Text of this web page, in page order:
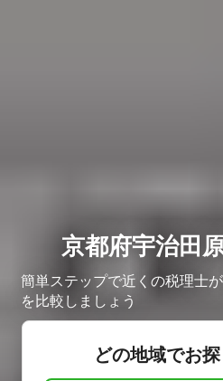
京都府宇治田
簡単ステップで近くの税理士
を比較しましょう
どの地域でお